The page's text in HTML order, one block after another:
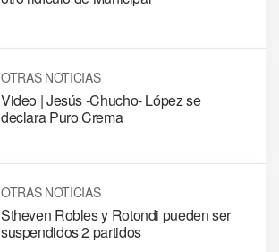
OTRAS NOTICIAS
Video | Jesús -Chucho- López se
declara Puro Crema
OTRAS NOTICIAS
Stheven Robles y Rotondi pueden ser
suspendidos 2 partidos